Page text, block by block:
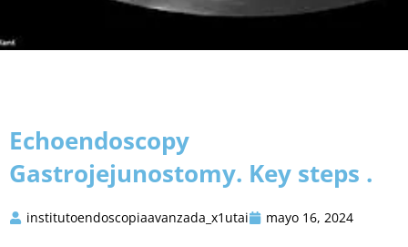
Echoendoscopy
Gastrojejunostomy. Key steps .
institutoendoscopiaavanzada_x1utai mayo 16, 2024